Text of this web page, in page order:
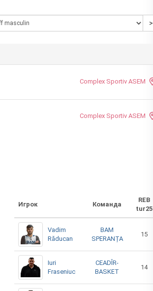
>
Complex Sportiv ASEM
Complex Sportiv ASEM
Игрок Команда
REB
tur25
Vadim
Răducan
BAM
SPERANȚA
15
Iuri
Fraseniuc
CEADÎR-
BASKET
14